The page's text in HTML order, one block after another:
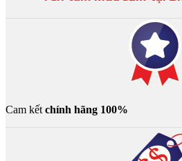
Cam kết chính hãng 100%